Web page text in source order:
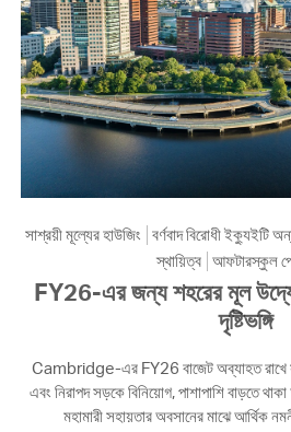
সাশ্রয়ী মূল্যের হাউজিং বর্ণবাদ বিরোধী ইক্যুইটি
স্থায়িত্ব আফটারস্কুল
FY26-এর জন্য শহরের মূল
দৃষ্টিভঙ্গি
Cambridge-এর FY26 বাজেট অব্যাহত রাখে
এবং নিরাপদ সড়কে বিনিয়োগ, পাশাপাশি বাড়তে
মহামারী সহায়তার অবসানের মাঝে আর্থিক